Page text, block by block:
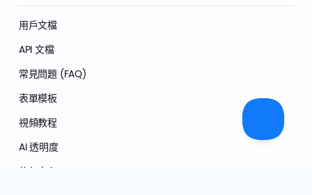
用戶文檔
API 文檔
常見問題 (FAQ)
表單模板
視頻教程
AI 透明度
信任中心